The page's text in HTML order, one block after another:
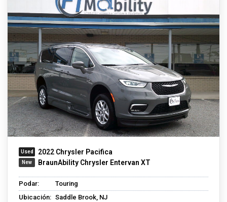
2022 Chrysler Pacifica
BraunAbility Chrysler Entervan XT
Podar:
Touring
Ubicación: Saddle Brook, NJ